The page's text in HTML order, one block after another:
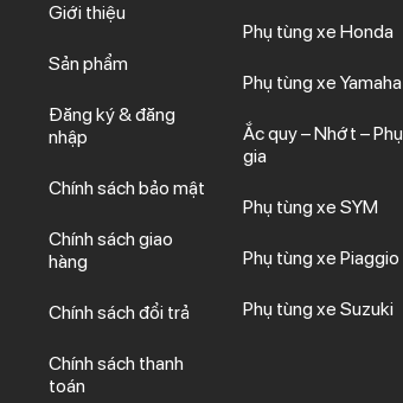
Giới thiệu
Sản phẩm
Đăng ký & đăng
nhập
Chính sách bảo mật
Chính sách giao
hàng
Chính sách đổi trả
Chính sách thanh
toán
Phụ tùng xe Honda
Phụ tùng xe Yamaha
Ắc quy – Nhớt – Phụ
gia
Phụ tùng xe SYM
Phụ tùng xe Piaggio
Phụ tùng xe Suzuki